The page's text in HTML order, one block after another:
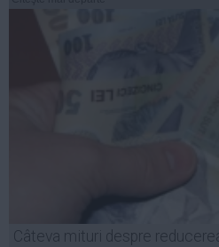
Câteva mituri despre